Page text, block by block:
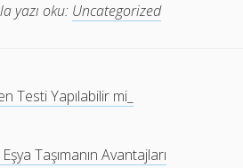
yazı oku: Uncategorized
Testi Yapılabilir mi_
Taşımanın Avantajları